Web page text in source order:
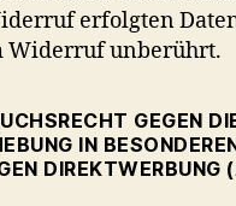
erfolgten
Widerruf unberührt.
GEGEN
IN
DIREKTWERBUNG